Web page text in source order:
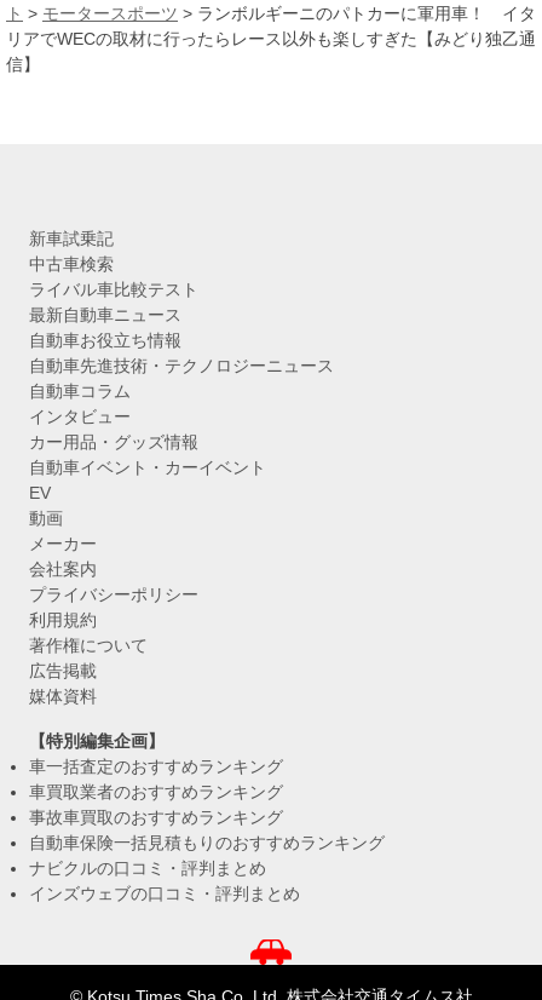
ト > モータースポーツ > ランボルギーニのパトカーに軍用車！ イタ
リアでWECの取材に行ったらレース以外も楽しすぎた【みどり独乙通
信】
新車試乗記
中古車検索
ライバル車比較テスト
最新自動車ニュース
自動車お役立ち情報
自動車先進技術・テクノロジーニュース
自動車コラム
インタビュー
カー用品・グッズ情報
自動車イベント・カーイベント
EV
動画
メーカー
会社案内
プライバシーポリシー
利用規約
著作権について
広告掲載
媒体資料
【特別編集企画】
車一括査定のおすすめランキング
車買取業者のおすすめランキング
事故車買取のおすすめランキング
自動車保険一括見積もりのおすすめランキング
ナビクルの口コミ・評判まとめ
インズウェブの口コミ・評判まとめ